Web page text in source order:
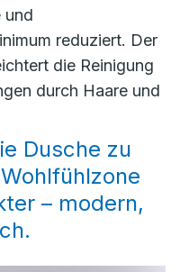
und
reduziert. Der
die Reinigung
durch Haare und
Dusche zu
– modern,